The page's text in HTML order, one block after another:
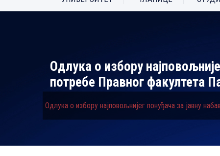
Одлука о избору
потребе Правног факултета
Одлука о избору најповољнијег понуђача за јавну